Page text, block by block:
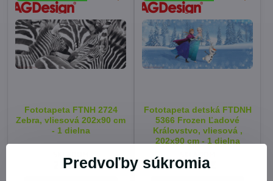
Fototapeta FTNH 2724
Zebra, vliesová 202x90 cm
- 1 dielna
21,67 €
Fototapeta detská FTDNH
5366 Frozen Ľadové
Královstvo, vliesová ,
202x90 cm - 1 dielna
23,27 €
Predvoľby súkromia